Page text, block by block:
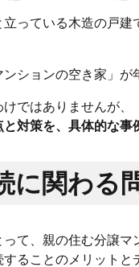
っている木造の戸
ションの空き家」が
ではありませんが、
対策を、具体的な事
に関わる
て、親の住む分譲
ることのメリット